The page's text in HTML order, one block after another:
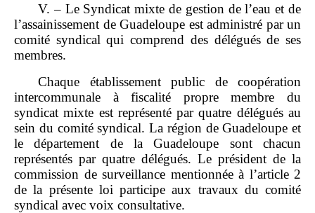
V. – Le Syndicat mixte de gestion de l’eau et de
l’assainissement de Guadeloupe est administré par un
comité syndical qui comprend des délégués de ses
membres.
Chaque établissement public de coopération
intercommunale à fiscalité propre membre du
syndicat mixte est représenté par quatre délégués au
sein du comité syndical. La région de Guadeloupe et
le département de la Guadeloupe sont chacun
représentés par quatre délégués. Le président de la
commission de surveillance mentionnée à l’article 2
de la présente loi participe aux travaux du comité
syndical avec voix consultative.